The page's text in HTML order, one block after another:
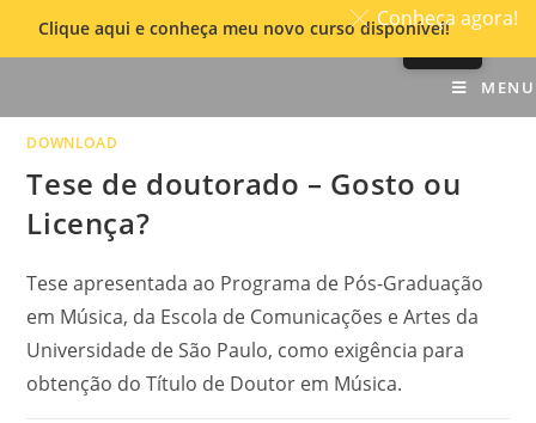
Conheça agora!
Clique aqui e conheça meu novo curso disponível!
MENU
DOWNLOAD
Tese de doutorado – Gosto ou
Licença?
Tese apresentada ao Programa de Pós-Graduação
em Música, da Escola de Comunicações e Artes da
Universidade de São Paulo, como exigência para
obtenção do Título de Doutor em Música.